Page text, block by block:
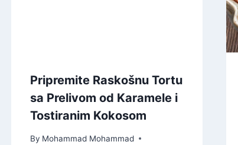
Pripremite Raskošnu Tortu
sa Prelivom od Karamele i
Tostiranim Kokosom
By Mohammad Mohammad